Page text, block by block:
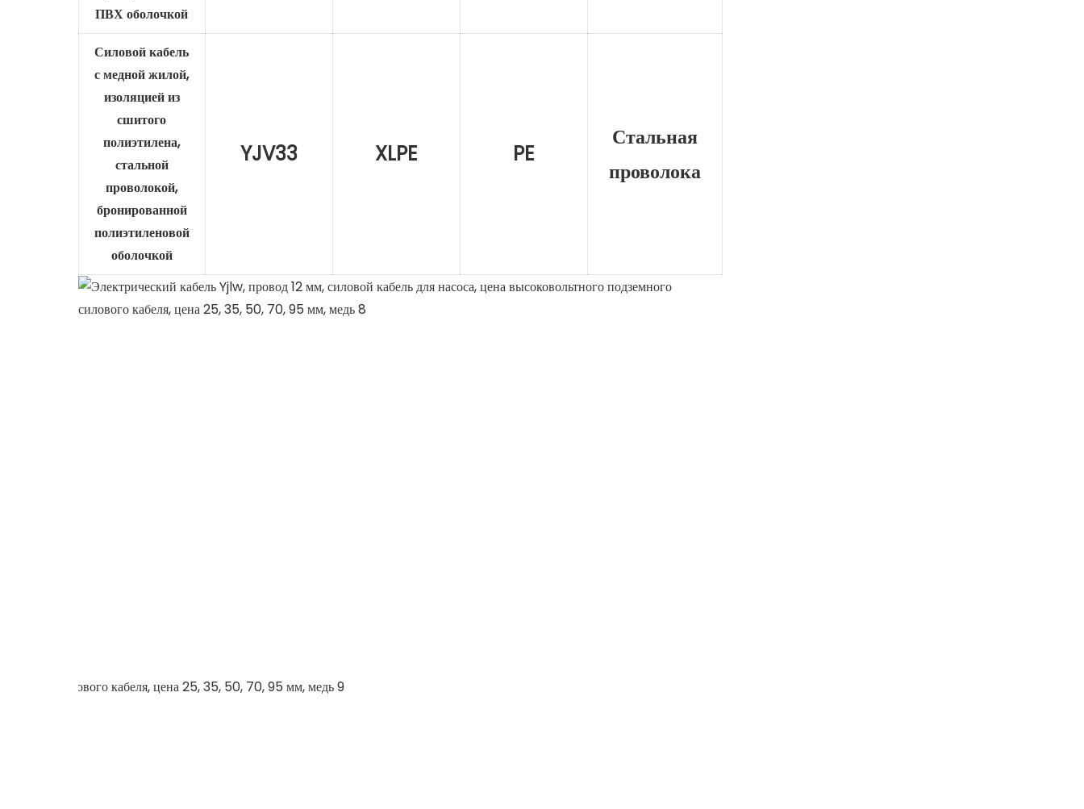
ПВХ оболочкой
Силовой кабель
с медной жилой,
изоляцией из
сшитого
полиэтилена,
стальной
проволокой,
бронированной
полиэтиленовой
оболочкой
YJV33 XLPE PE
Стальная
проволока